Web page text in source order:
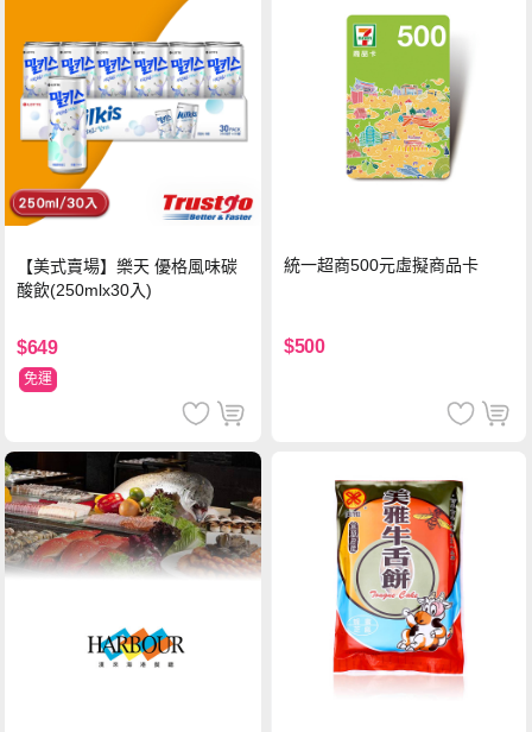
【美式賣場】樂天 優格風味碳
酸飲(250mlx30入)
$649
免運
統一超商500元虛擬商品卡
$500